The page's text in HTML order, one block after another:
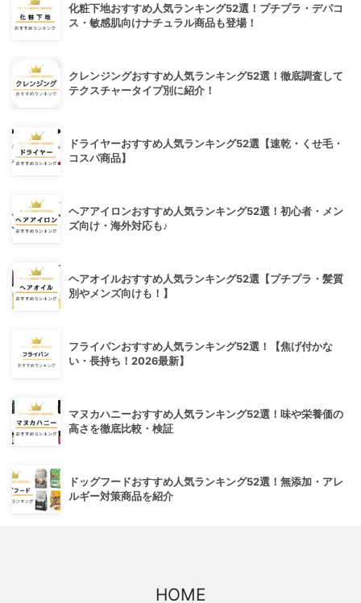
化粧下地おすすめ人気ランキング52選！プチプラ・デパコ
ス・敏感肌向けナチュラル商品も登場！
クレンジングおすすめ人気ランキング52選！徹底調査して
テクスチャータイプ別に紹介！
ドライヤーおすすめ人気ランキング52選【速乾・くせ毛・
コスパ商品】
ヘアアイロンおすすめ人気ランキング52選！初心者・メン
ズ向け・海外対応も♪
ヘアオイルおすすめ人気ランキング52選【プチプラ・髪質
別やメンズ向けも！】
フライパンおすすめ人気ランキング52選！【焦げ付かな
い・長持ち！2026最新】
マヌカハニーおすすめ人気ランキング52選！味や栄養価の
高さを徹底比較・検証
ドッグフードおすすめ人気ランキング52選！無添加・アレ
ルギー対策商品を紹介
HOME